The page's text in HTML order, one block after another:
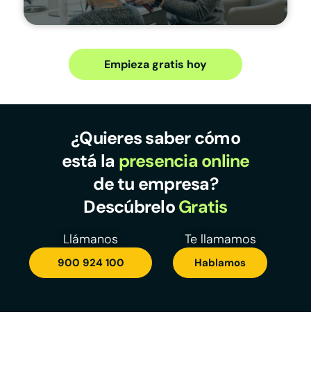
Empieza gratis hoy
¿Quieres saber cómo
está la presencia online
de tu empresa?
DescúbreloGratis
Llámanos
900 924 100
Te llamamos
Hablamos